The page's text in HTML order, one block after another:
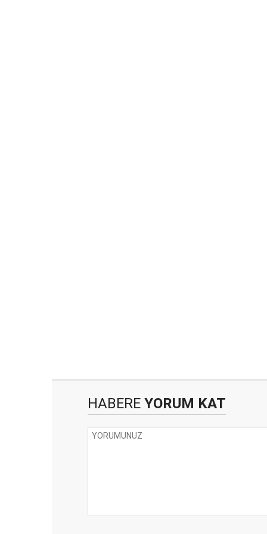
HABERE YORUM KAT